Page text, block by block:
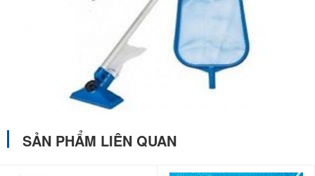
SẢN PHẨM LIÊN QUAN